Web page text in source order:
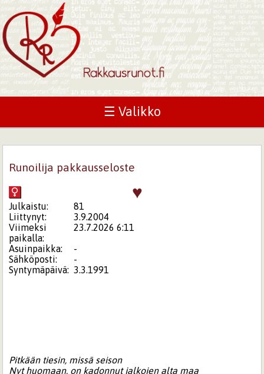
☰ Valikko
Runoilija pakkausseloste
♥
Julkaistu:
81
Liittynyt:
3.9.2004
Viimeksi
paikalla:
23.7.2026 6:11
Asuinpaikka:
-
Sähköposti:
-
Syntymäpäivä: 3.3.1991
Pitkään tiesin, missä seison
Nyt huomaan, on kadonnut jalkojen alta maa